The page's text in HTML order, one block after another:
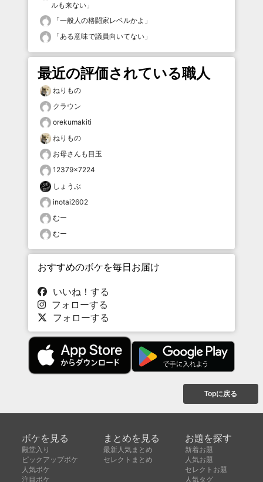
ルも来ない 」
「一般人の格闘家レベルかよ 」
「ある意味で議員向いてない 」
最近の評価されている職人
ねりもの
クラウン
orekumakiti
ねりもの
お母さんも目玉
12379×7224
しょうぶ
inotai2602
むー
むー
おすすめのボケを毎日お届け
いいね！する
フォローする
フォローする
Topに戻る
ボケを見る
殿堂入り
ピックアップボケ
人気ボケ
注目ボケ
まとめを見る
最新人気まとめ
セレクトまとめ
お題を探す
新着お題
人気お題
セレクトお題
人気タグ